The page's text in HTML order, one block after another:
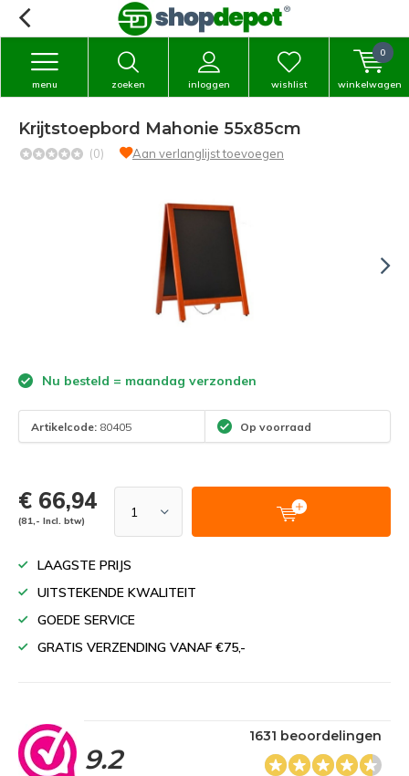
zoeken inloggen
menu wishlist winkelwagen
0
Krijtstoepbord Mahonie 55x85cm
(0) Aan verlanglijst toevoegen
Nu besteld = maandag verzonden
Artikelcode: 80405 Op voorraad
€ 66,94
(81,- Incl. btw)
LAAGSTE PRIJS
UITSTEKENDE KWALITEIT
GOEDE SERVICE
GRATIS VERZENDING VANAF €75,-
9.2
1631 beoordelingen